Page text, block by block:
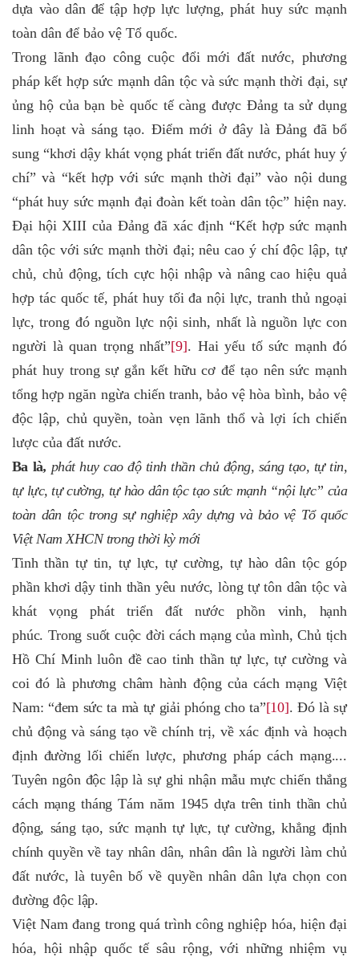
dựa vào dân để tập hợplực lượng, phát huy sức mạnh
toàn dân để bảo vệ Tổ quốc.
Trong lãnh đạo công cuộc đổi mới đất nước, phương
pháp kết hợp sức mạnh dân tộc và sức mạnh thời đại, sự
ủng hộ của bạn bè quốc tế càng được Đảng ta sử dụng
linh hoạt và sáng tạo. Điểm mới ở đây là Đảng đã bổ
sung “khơi dậy khát vọng phát triển đất nước, phát huy ý
chí” và “kết hợp với sức mạnh thời đại” vào nội dung
“phát huy sức mạnh đại đoàn kết toàn dân tộc” hiện nay.
Đại hội XIII của Đảng đã xác định “Kết hợp sức mạnh
dân tộc với sức mạnh thời đại; nêu cao ý chí độc lập, tự
chủ, chủ động, tích cực hội nhập và nâng cao hiệu quả
hợp tác quốc tế, phát huy tối đa nội lực, tranh thủ ngoại
lực, trong đó nguồn lực nội sinh, nhất là nguồn lực con
người là quan trọng nhất”[9]. Hai yếu tố sức mạnh đó
phát huy trong sự gắn kết hữu cơ để tạo nên sức mạnh
tổng hợp ngăn ngừa chiến tranh, bảo vệ hòa bình, bảo vệ
độc lập, chủ quyền, toàn vẹn lãnh thổ và lợi ích chiến
lược của đất nước.
Ba là, phát huy cao độ tinh thần chủ động, sáng tạo, tự tin,
tự lực, tự cường, tự hào dân tộc tạo sức mạnh “nội lực” của
toàn dân tộc trong sự nghiệp xây dựng và bảo vệ Tổ quốc
Việt Nam XHCN trong thời kỳ mới
Tinh thần tự tin, tự lực, tự cường, tự hào dân tộc góp
phần khơi dậy tinh thần yêu nước, lòng tự tôn dân tộc và
khát vọng phát triển đất nước phồn vinh, hạnh
phúc. Trong suốt cuộc đời cách mạng của mình, Chủ tịch
Hồ Chí Minh luôn đề cao tinh thần tự lực, tự cường và
coi đó là phương châm hành động của cách mạng Việt
Nam: “đem sức ta mà tự giải phóng cho ta”[10]. Đó là sự
chủ động và sáng tạo về chính trị, về xác định và hoạch
định đường lối chiến lược, phương pháp cách mạng....
Tuyên ngôn độc lập là sự ghi nhận mẫu mực chiến thắng
cách mạng tháng Tám năm 1945 dựa trên tinh thần chủ
động, sáng tạo, sức mạnh tự lực, tự cường, khẳng định
chính quyền về tay nhân dân, nhân dân là người làm chủ
đất nước, là tuyên bố về quyền nhân dân lựa chọn con
đường độc lập.
Việt Nam đang trong quá trình công nghiệp hóa, hiện đại
hóa, hội nhập quốc tế sâu rộng, với những nhiệm vụ